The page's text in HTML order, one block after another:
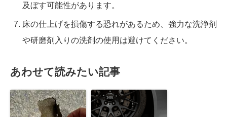
及ぼす可能性があります。
床の仕上げを損傷する恐れがあるため、強力な洗浄剤
や研磨剤入りの洗剤の使用は避けてください。
あわせて読みたい記事